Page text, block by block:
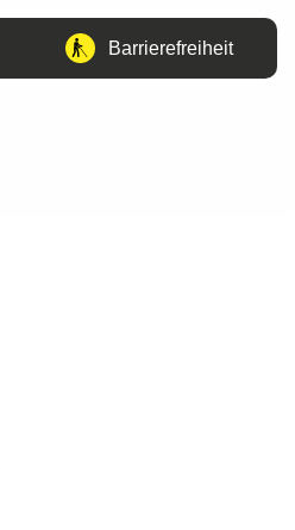
Barrierefreiheit